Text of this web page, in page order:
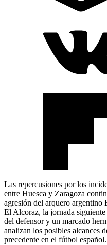
Las repercusiones por los
entre Huesca y Zaragoza
agresión del arquero argentino
El Alcoraz, la jornada
del defensor y un marcado
analizan los posibles alcances
precedente en el fútbol español.